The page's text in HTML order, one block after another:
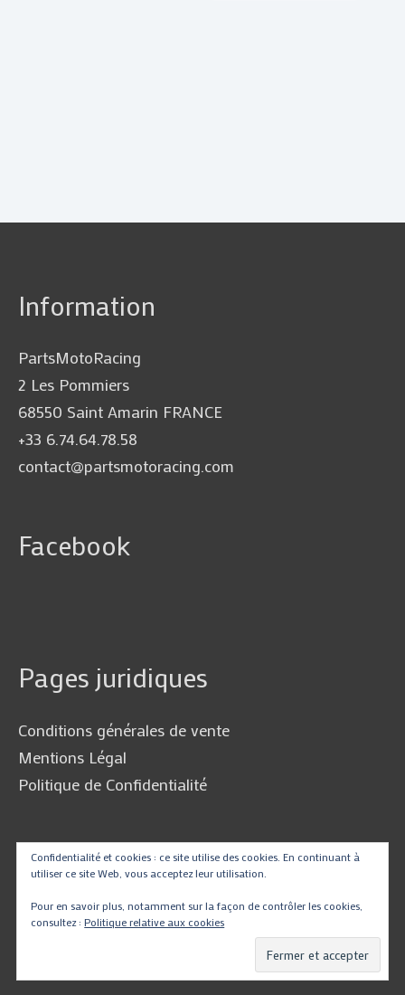
Information
PartsMotoRacing
2 Les Pommiers
68550 Saint Amarin FRANCE
+33 6.74.64.78.58
contact@partsmotoracing.com
Facebook
Pages juridiques
Conditions générales de vente
Mentions Légal
Politique de Confidentialité
Traduire
Confidentialité et cookies : ce site utilise des cookies. En continuant à
utiliser ce site Web, vous acceptez leur utilisation.
Pour en savoir plus, notamment sur la façon de contrôler les cookies,
consultez :Politique relative aux cookies